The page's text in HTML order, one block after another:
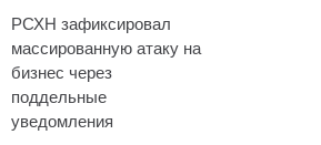
РСХН зафиксировал
массированную атаку на
бизнес через
поддельные
уведомления